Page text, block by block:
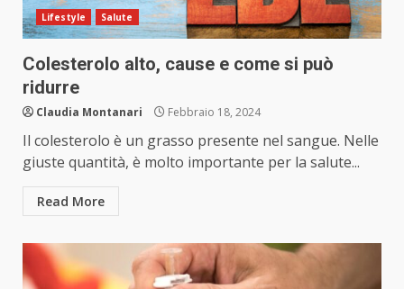
Lifestyle Salute
Colesterolo alto, cause e come si può
ridurre
Claudia Montanari Febbraio 18, 2024
Il colesterolo è un grasso presente nel sangue. Nelle
giuste quantità, è molto importante per la salute...
Read More